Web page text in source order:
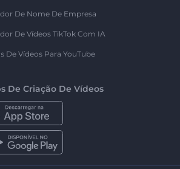
De Nome De Empresa
De Vídeos TikTok Com IA
De Vídeos Para YouTube
De Criação De Vídeos